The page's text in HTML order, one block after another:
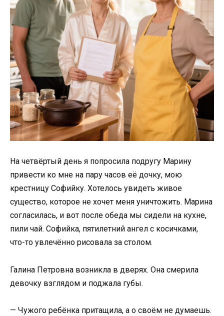
На четвёртый день я попросила подругу Марину
привести ко мне на пару часов её дочку, мою
крестницу Софийку. Хотелось увидеть живое
существо, которое не хочет меня уничтожить. Марина
согласилась, и вот после обеда мы сидели на кухне,
пили чай. Софийка, пятилетний ангел с косичками,
что-то увлечённо рисовала за столом.
Галина Петровна возникла в дверях. Она смерила
девочку взглядом и поджала губы.
— Чужого ребёнка притащила, а о своём не думаешь.